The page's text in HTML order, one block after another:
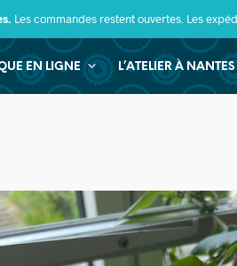
Les commandes restent ouvertes. Les
EN LIGNE L’ATELIER À NANTES